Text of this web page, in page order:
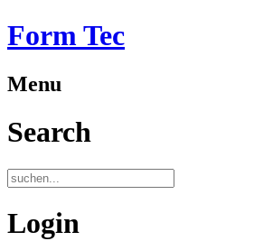
Form Tec
Menu
Search
Login